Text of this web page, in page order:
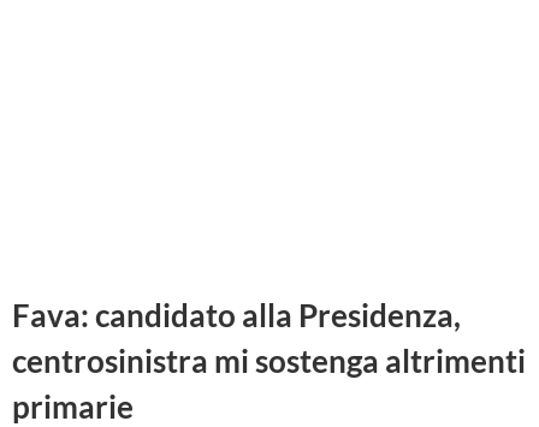
Fava: candidato alla Presidenza,
centrosinistra mi sostenga altrimenti
primarie